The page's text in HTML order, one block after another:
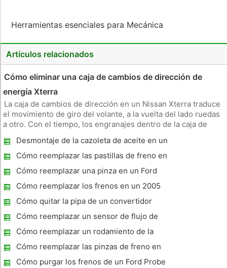
Herramientas esenciales para Mecánica
Artículos relacionados
Cómo eliminar una caja de cambios de dirección de
energía Xterra
La caja de cambios de dirección en un Nissan Xterra traduce
el movimiento de giro del volante, a la vuelta del lado ruedas
a otro. Con el tiempo, los engranajes dentro de la caja de
sensación de la dirección más descuidado, con menos
precisión q
Desmontaje de la cazoleta de aceite en un
1993 Ford F250
Cómo reemplazar las pastillas de freno en
1995 Camry
Cómo reemplazar una pinza en un Ford
Focus
Cómo reemplazar los frenos en un 2005
Lexus ES330
Cómo quitar la pipa de un convertidor
catalítico
Cómo reemplazar un sensor de flujo de
masa de aire en un Grand Prix GT 1999
Cómo reemplazar un rodamiento de la
rueda trasera en un Accord 2003
Cómo reemplazar las pinzas de freno en
una RAM 2500
Cómo purgar los frenos de un Ford Probe